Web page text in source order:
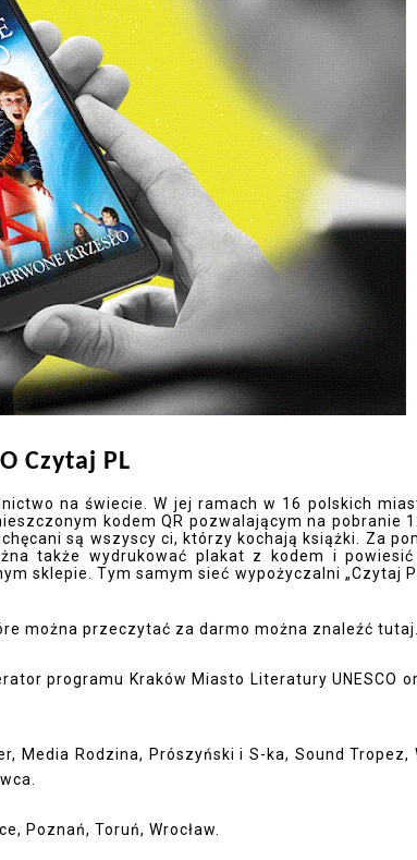
O Czytaj PL
na świecie. W jej ramach w 16 polskich
kodem QR pozwalającym na pobranie
są wszyscy ci, którzy kochają książki. Za
także wydrukować plakat z kodem i
sklepie. Tym samym sieć wypożyczalni „Czytaj
można przeczytać za darmo można znaleźć tutaj.
programu Kraków Miasto Literatury UNESCO
Media Rodzina, Prószyński i S-ka, Sound Tropez,
Poznań, Toruń, Wrocław.